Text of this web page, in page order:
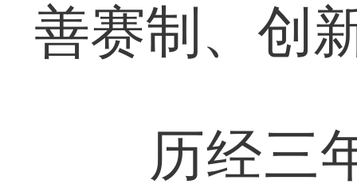
善赛制、创
历经三年